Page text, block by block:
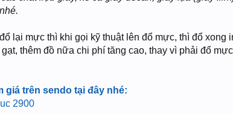
lại mực thì khi gọi kỹ thuật lên đổ mực, thì đổ xong
thêm đồ nữa chi phí tăng cao, thay vì phải đổ
giá trên sendo tại đây nhé:
2900